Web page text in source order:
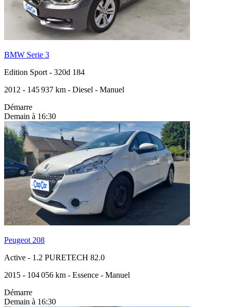
BMW Serie 3
Edition Sport - 320d 184
2012 - 145 937 km - Diesel - Manuel
Démarre
Demain à 16:30
Peugeot 208
Active - 1.2 PURETECH 82.0
2015 - 104 056 km - Essence - Manuel
Démarre
Demain à 16:30